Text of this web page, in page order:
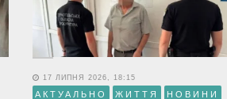
17 ЛИПНЯ 2026, 18:15
АКТУАЛЬНО ЖИТТЯ НОВИНИ